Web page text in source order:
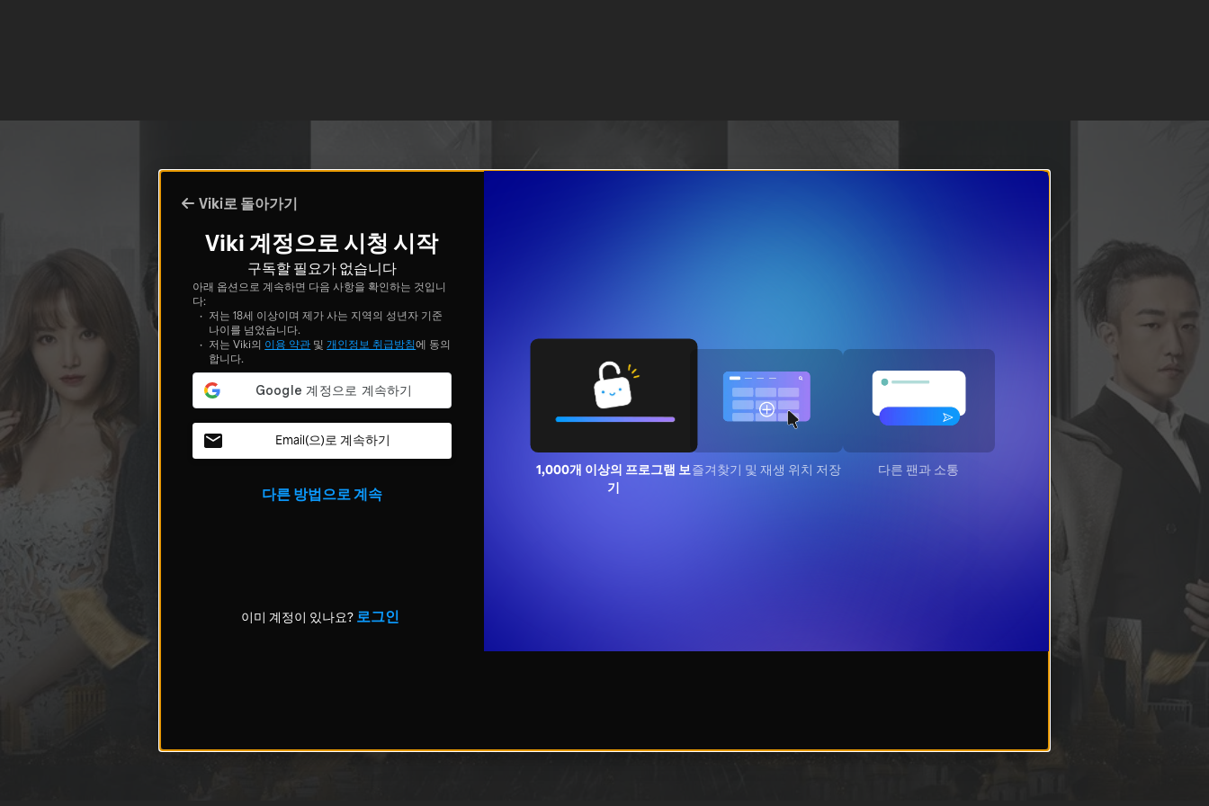
Viki로 돌아가기
Viki 계정으로 시청 시작
구독할 필요가 없습니다
아래 옵션으로 계속하면 다음 사항을 확인하는 것입니
다:
저는 18세 이상이며 제가 사는 지역의 성년자 기준
나이를 넘었습니다.
저는 Viki의 이용 약관 및 개인정보 취급방침에 동의
합니다.
Email(으)로 계속하기
다른 방법으로 계속
이미 계정이 있나요? 로그인
1,000개 이상의 프로그램
보기
즐겨찾기 및 재생 위치 저장 다른 팬과 소통